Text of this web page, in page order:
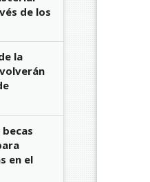
de los
la
en el